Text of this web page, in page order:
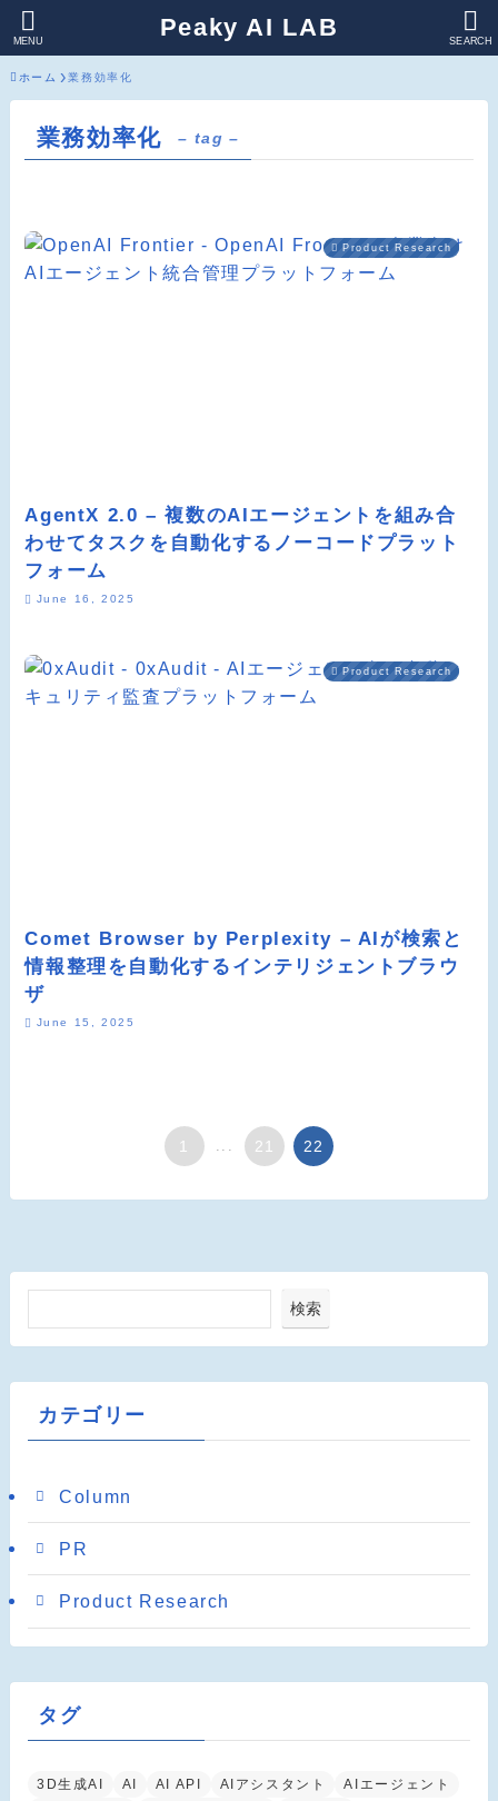
Peaky AI LAB SEARCH
MENU
ホーム 業務効率化
業務効率化 – tag –
Product Research
AgentX 2.0 – 複数のAIエージェントを組み合
わせてタスクを自動化するノーコードプラット
フォーム
June 16, 2025
Product Research
Comet Browser by Perplexity – AIが検索と
情報整理を自動化するインテリジェントブラウ
ザ
June 15, 2025
1 21 22
検索
カテゴリー
Column
PR
Product Research
タグ
3D生成AI AI AI API AIアシスタント
AIエージェント